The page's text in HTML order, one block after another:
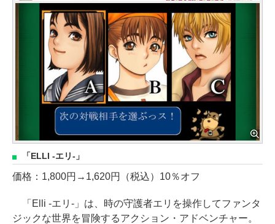
「ELLI -エリ-」
価格：1,800円→1,620円（税込）10％オフ
「Elli -エリ-」は、時の守護者エリを操作してファンタ
ジックな世界を冒険するアクション・アドベンチャー。